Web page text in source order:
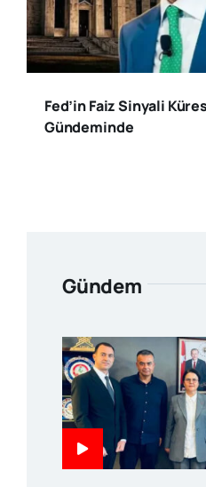
Fed’in Faiz Sinyali
Gündeminde
Gündem